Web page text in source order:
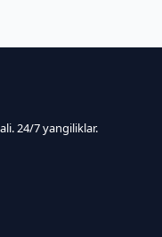
24/7 yangiliklar.